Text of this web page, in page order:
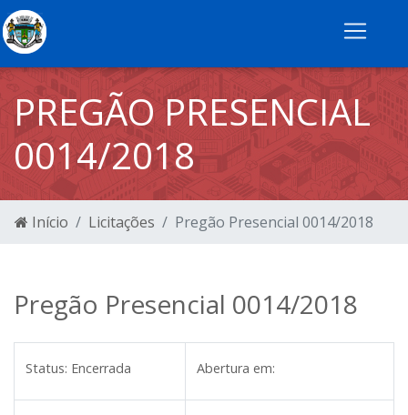
PREGÃO PRESENCIAL
0014/2018
Início Licitações Pregão Presencial 0014/2018
Pregão Presencial 0014/2018
Status: Encerrada Abertura em: